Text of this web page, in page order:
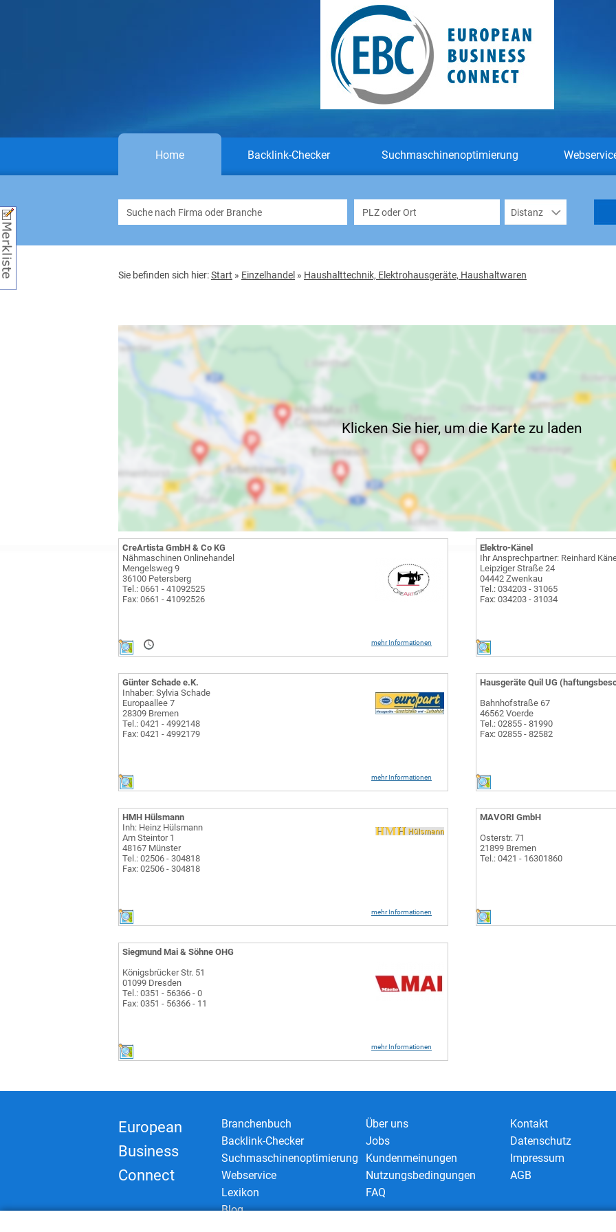
Home Backlink-Checker Suchmaschinenoptimierung
Sie befinden sich hier:Start » Einzelhandel » Haushalttechnik, Elektrohausgeräte, Haushaltwaren
Klicken Sie hier, um die Karte zu laden
mehr Informationen
CreArtista GmbH & Co KG
Nähmaschinen Onlinehandel
Mengelsweg 9
36100 Petersberg
Tel.: 0661 - 41092525
Fax: 0661 - 41092526
Elektro-Känel
Ihr Ansprechpartner: Reinhard
Leipziger Straße 24
04442 Zwenkau
Tel.: 034203 - 31065
Fax: 034203 - 31034
mehr Informationen
Günter Schade e.K.
Inhaber: Sylvia Schade
Europaallee 7
28309 Bremen
Tel.: 0421 - 4992148
Fax: 0421 - 4992179
Hausgeräte Quil UG
Bahnhofstraße 67
46562 Voerde
Tel.: 02855 - 81990
Fax: 02855 - 82582
mehr Informationen
HMH Hülsmann
Inh: Heinz Hülsmann
Am Steintor 1
48167 Münster
Tel.: 02506 - 304818
Fax: 02506 - 304818
MAVORI GmbH
Osterstr. 71
21899 Bremen
Tel.: 0421 - 16301860
mehr Informationen
Siegmund Mai & Söhne OHG
Königsbrücker Str. 51
01099 Dresden
Tel.: 0351 - 56366 - 0
Fax: 0351 - 56366 - 11
European
Business
Connect
Branchenbuch
Backlink-Checker
Suchmaschinenoptimierung
Webservice
Lexikon
Blog
Über uns
Jobs
Kundenmeinungen
Nutzungsbedingungen
FAQ
Kontakt
Datenschutz
Impressum
AGB